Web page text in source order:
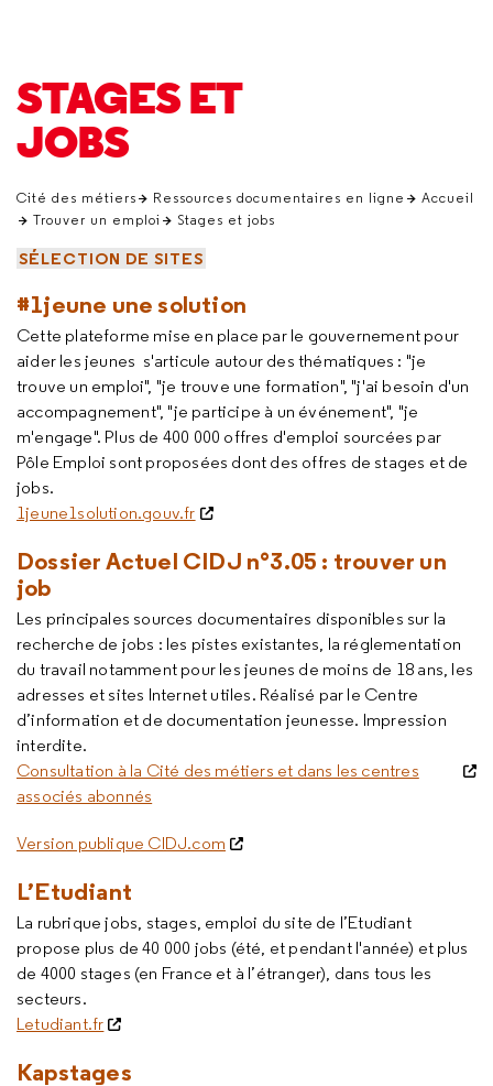
STAGES ET
JOBS
Cité des métiers Ressources documentaires en ligne
Accueil
Trouver un emploi
Stages et jobs
SÉLECTION DE SITES
#1jeune une solution
Cette plateforme mise en place par le gouvernement pour
aider les jeunes s'articule autour des thématiques : "je
trouve un emploi", "je trouve une formation", "j'ai besoin d'un
accompagnement", "je participe à un événement", "je
m'engage". Plus de 400 000 offres d'emploi sourcées par
Pôle Emploi sont proposées dont des offres de stages et de
jobs.
1jeune1solution.gouv.fr
Dossier Actuel CIDJ n°3.05 : trouver un
job
Les principales sources documentaires disponibles sur la
recherche de jobs : les pistes existantes, la réglementation
du travail notamment pour les jeunes de moins de 18 ans, les
adresses et sites Internet utiles. Réalisé par le Centre
d’information et de documentation jeunesse. Impression
interdite.
Consultation à la Cité des métiers et dans les centres
associés abonnés
Version publique CIDJ.com
L’Etudiant
La rubrique jobs, stages, emploi du site de l’Etudiant
propose plus de 40 000 jobs (été, et pendant l'année) et plus
de 4000 stages (en France et à l’étranger), dans tous les
secteurs.
Letudiant.fr
Kapstages